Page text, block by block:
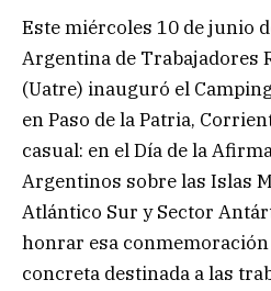
Este miércoles 10 de junio
Argentina de Trabajadores
(Uatre) inauguró el
en Paso de la Patria,
casual: en el Día de la
Argentinos sobre las Islas
Atlántico Sur y Sector
honrar esa
concreta destinada a las